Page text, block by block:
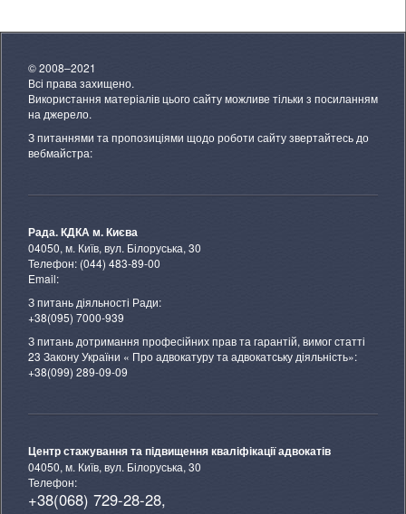
© 2008–2021
Всі права захищено.
Використання матеріалів цього сайту можливе тільки з посиланням
на джерело.
З питаннями та пропозиціями щодо роботи сайту звертайтесь до
вебмайстра:
Рада. КДКА м. Києва
04050, м. Київ, вул. Білоруська, 30
Телефон: (044) 483-89-00
Email:
З питань діяльності Ради:
+38(095) 7000-939
З питань дотримання професійних прав та гарантій, вимог статті
23 Закону України « Про адвокатуру та адвокатську діяльність»:
+38(099) 289-09-09
Центр стажування та підвищення кваліфікації адвокатів
04050, м. Київ, вул. Білоруська, 30
Телефон:
+38(068) 729-28-28,